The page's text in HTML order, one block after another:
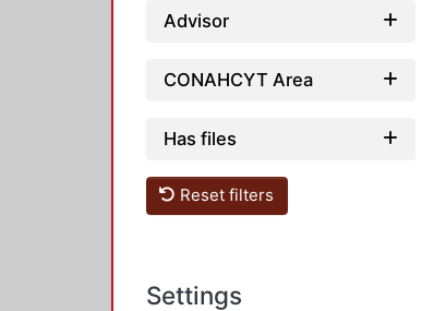
Advisor
CONAHCYT Area
Has files
Reset filters
Settings